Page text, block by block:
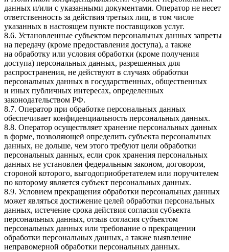
данных и/или с указанными документами. Оператор не несет
ответственность за действия третьих лиц, в том числе
указанных в настоящем пункте поставщиков услуг.
8.6. Установленные субъектом персональных данных запреты
на передачу (кроме предоставления доступа), а также
на обработку или условия обработки (кроме получения
доступа) персональных данных, разрешенных для
распространения, не действуют в случаях обработки
персональных данных в государственных, общественных
и иных публичных интересах, определенных
законодательством РФ.
8.7. Оператор при обработке персональных данных
обеспечивает конфиденциальность персональных данных.
8.8. Оператор осуществляет хранение персональных данных
в форме, позволяющей определить субъекта персональных
данных, не дольше, чем этого требуют цели обработки
персональных данных, если срок хранения персональных
данных не установлен федеральным законом, договором,
стороной которого, выгодоприобретателем или поручителем
по которому является субъект персональных данных.
8.9. Условием прекращения обработки персональных данных
может являться достижение целей обработки персональных
данных, истечение срока действия согласия субъекта
персональных данных, отзыв согласия субъектом
персональных данных или требование о прекращении
обработки персональных данных, а также выявление
неправомерной обработки персональных данных.